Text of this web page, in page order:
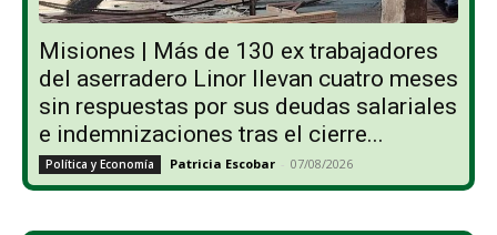
Misiones | Más de 130 ex trabajadores
del aserradero Linor llevan cuatro meses
sin respuestas por sus deudas salariales
e indemnizaciones tras el cierre...
Política y Economía Patricia Escobar - 07/08/2026